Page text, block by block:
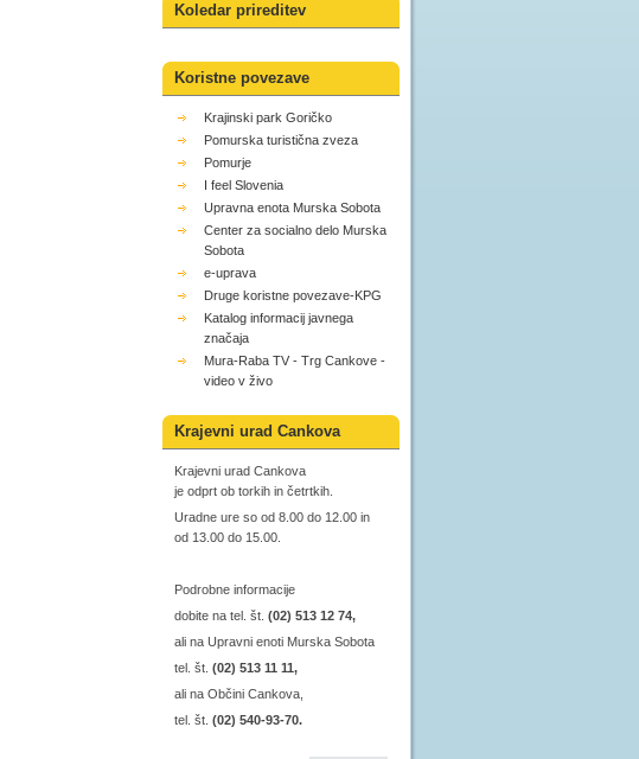
Koledar prireditev
Koristne povezave
Krajinski park Goričko
Pomurska turistična zveza
Pomurje
I feel Slovenia
Upravna enota Murska Sobota
Center za socialno delo Murska
Sobota
e-uprava
Druge koristne povezave-KPG
Katalog informacij javnega
značaja
Mura-Raba TV - Trg Cankove -
video v živo
Krajevni urad Cankova
Krajevni urad Cankova
je odprt ob torkih in četrtkih.
Uradne ure so od 8.00 do 12.00 in
od 13.00 do 15.00.
Podrobne informacije
dobite na tel. št. (02) 513 12 74,
ali na Upravni enoti Murska Sobota
tel. št. (02) 513 11 11,
ali na Občini Cankova,
tel. št. (02) 540-93-70.